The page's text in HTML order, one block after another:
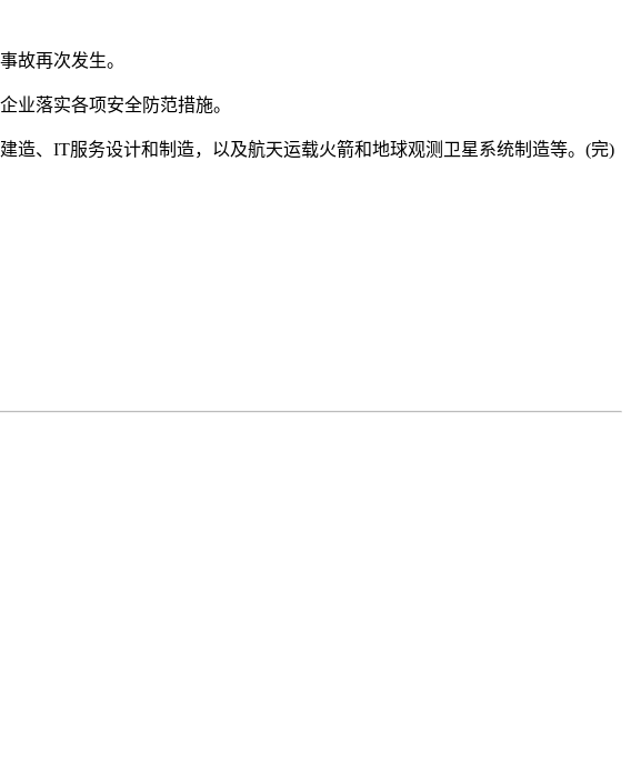
故再次发生。
落实各项安全防范措施。
、IT服务设计和制造，以及航天运载火箭和地球观测卫星系统制造等。(完)